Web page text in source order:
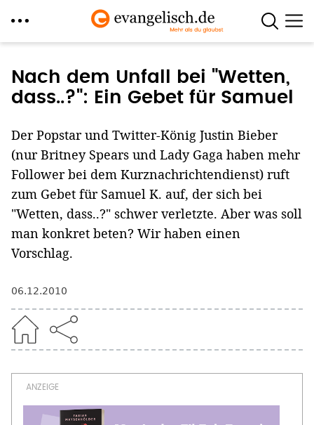
zum
Inhalt
Nach dem Unfall bei "Wetten,
dass..?": Ein Gebet für Samuel
Der Popstar und Twitter-König Justin Bieber
(nur Britney Spears und Lady Gaga haben mehr
Follower bei dem Kurznachrichtendienst) ruft
zum Gebet für Samuel K. auf, der sich bei
"Wetten, dass..?" schwer verletzte. Aber was soll
man konkret beten? Wir haben einen
Vorschlag.
06.12.2010